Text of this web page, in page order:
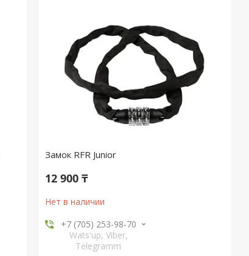
Замок RFR Junior
12 900 ₸
Нет в наличии
+7 (705) 253-98-70
Wats'up, Viber,
Telegramm